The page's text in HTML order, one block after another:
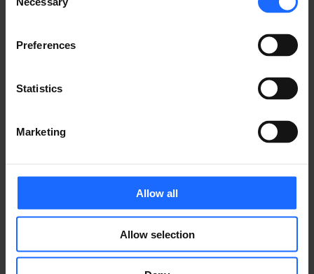
Selection
Preferences
Statistics
Marketing
Allow all
Allow selection